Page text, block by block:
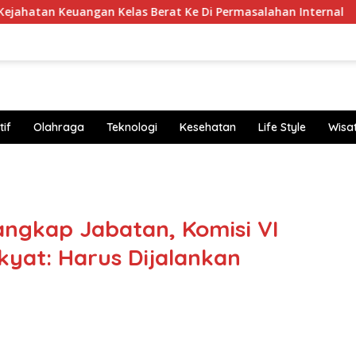
Kelas Berat Ke Di Permasalahan Internal
Olahraga Teknologi Kesehatan Life Style
Jabatan, Komisi VI
Harus Dijalankan